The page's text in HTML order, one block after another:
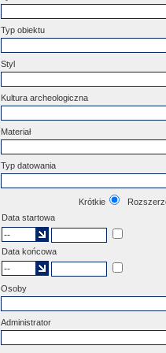
Typ obiektu
Styl
Kultura archeologiczna
Materiał
Typ datowania
Krótkie
Data startowa
Data końcowa
Osoby
Administrator